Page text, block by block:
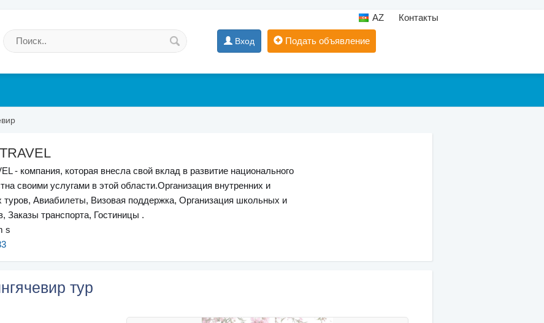
AZ Контакты
Вход Подать объявление
- компания, которая внесла свой вклад в развитие национального
своими услугами в этой области.Организация внутренних и
Авиабилеты, Визовая поддержка, Организация школьных и
Заказы транспорта, Гостиницы .
s
тур